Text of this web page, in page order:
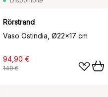
Rörstrand
Vaso Ostindia, Ø22x17 cm
94,90 €
149 €